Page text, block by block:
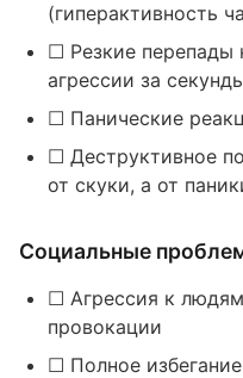
(гиперактивность
☐ Резкие перепады
агрессии за
☐ Панические
☐ Деструктивное
от скуки, а от
Социальные
☐ Агрессия к
провокации
☐ Полное